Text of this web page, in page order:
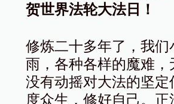
贺世界法轮大法日！
修炼二十多年了，我
雨，各种各样的魔难
没有动摇对大法的坚
度众生，修好自己。